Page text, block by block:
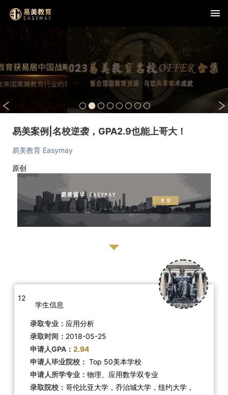
易美案例|名校逆袭，GPA2.9也能上哥大！
易美教育 Easymay
原创
12
学生信息
录取专业： 应用分析
录取时间： 2018-05-25
申请人GPA： 2.94
申请人毕业院校： Top 50美本学校
申请人所学专业： 物理、应用数学双专业
录取院校： 哥伦比亚大学，乔治城大学，纽约大学，